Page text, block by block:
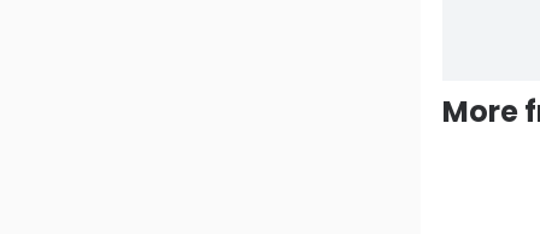
More